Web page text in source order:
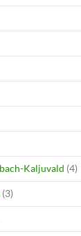
Kaljuvald (4)
(3)